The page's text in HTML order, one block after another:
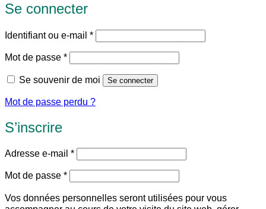
Se connecter
Identifiant ou e-mail *Obligatoire
Mot de passe *Obligatoire
Se souvenir de moi Se connecter
Mot de passe perdu ?
S’inscrire
Adresse e-mail *Obligatoire
Mot de passe *Obligatoire
Vos données personnelles seront utilisées pour vous